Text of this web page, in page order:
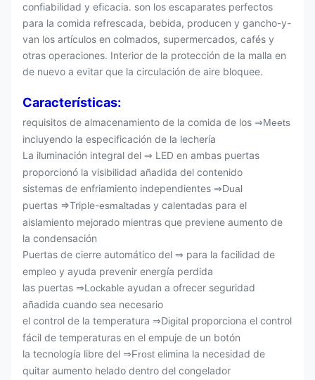
confiabilidad y eficacia. son los escaparates perfectos
para la comida refrescada, bebida, producen y gancho-y-
van los artículos en colmados, supermercados, cafés y
otras operaciones. Interior de la protección de la malla en
de nuevo a evitar que la circulación de aire bloquee.
Características:
requisitos de almacenamiento de la comida de los ⇒Meets
incluyendo la especificación de la lechería
La iluminación integral del ⇒ LED en ambas puertas
proporcionó la visibilidad añadida del contenido
sistemas de enfriamiento independientes ⇒Dual
puertas ⇒Triple-esmaltadas y calentadas para el
aislamiento mejorado mientras que previene aumento de
la condensación
Puertas de cierre automático del ⇒ para la facilidad de
empleo y ayuda prevenir energía perdida
las puertas ⇒Lockable ayudan a ofrecer seguridad
añadida cuando sea necesario
el control de la temperatura ⇒Digital proporciona el control
fácil de temperaturas en el empuje de un botón
la tecnología libre del ⇒Frost elimina la necesidad de
quitar aumento helado dentro del congelador